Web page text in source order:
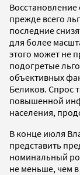
прежде всего
последние
для более
этого может не
подогретые
объективных
Беликов. Спрос
повышенной
населения,
В конце июля
представить
номинальный
не меньше, чем в